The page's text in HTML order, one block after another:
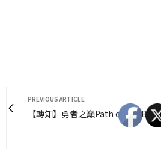
PREVIOUS ARTICLE
【轉知】勇者之巔Path of the